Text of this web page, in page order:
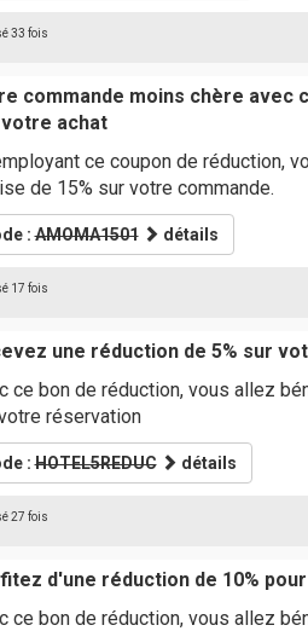
33 fois
commande moins chère avec
achat
ce coupon de réduction,
de 15% sur votre commande.
:AMOMA1501 détails
17 fois
une réduction de 5% sur
ce bon de réduction, vous allez
réservation
:HOTEL5REDUC détails
27 fois
d'une réduction de 10%
ce bon de réduction, vous allez